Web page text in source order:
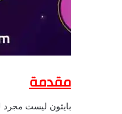
مقدمة
بايثون ليست مجرد